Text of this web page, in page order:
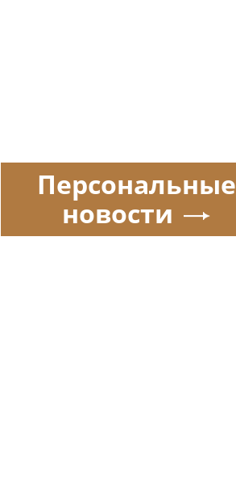
Персональные
новости